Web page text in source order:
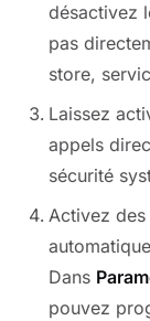
désactivez
pas
store,
Laissez
appels
sécurité
Activez
Dans
pouvez